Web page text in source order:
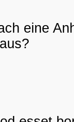
eine